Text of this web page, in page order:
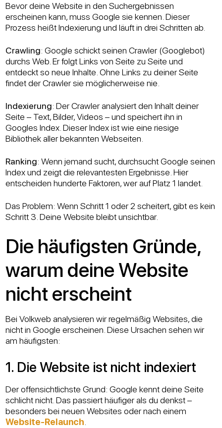
Bevor deine Website in den Suchergebnissen
erscheinen kann, muss Google sie kennen. Dieser
Prozess heißt Indexierung und läuft in drei Schritten ab.
Crawling: Google schickt seinen Crawler (Googlebot)
durchs Web. Er folgt Links von Seite zu Seite und
entdeckt so neue Inhalte. Ohne Links zu deiner Seite
findet der Crawler sie möglicherweise nie.
Indexierung: Der Crawler analysiert den Inhalt deiner
Seite – Text, Bilder, Videos – und speichert ihn in
Googles Index. Dieser Index ist wie eine riesige
Bibliothek aller bekannten Webseiten.
Ranking: Wenn jemand sucht, durchsucht Google seinen
Index und zeigt die relevantesten Ergebnisse. Hier
entscheiden hunderte Faktoren, wer auf Platz 1 landet.
Das Problem: Wenn Schritt 1 oder 2 scheitert, gibt es kein
Schritt 3. Deine Website bleibt unsichtbar.
Die häufigsten Gründe,
warum deine Website
nicht erscheint
Bei Volkweb analysieren wir regelmäßig Websites, die
nicht in Google erscheinen. Diese Ursachen sehen wir
am häufigsten:
1. Die Website ist nicht indexiert
Der offensichtlichste Grund: Google kennt deine Seite
schlicht nicht. Das passiert häufiger als du denkst –
besonders bei neuen Websites oder nach einem
Website-Relaunch.